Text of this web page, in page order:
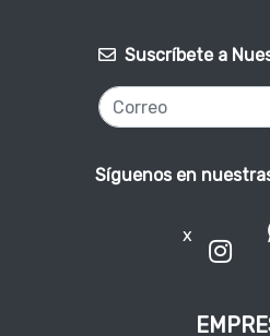
Suscríbete a
Síguenos en
x